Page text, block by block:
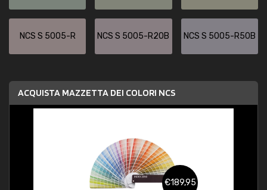
NCS S 5005-R NCS S 5005-R20B NCS S 5005-R50B
ACQUISTA MAZZETTA DEI COLORI NCS
€189,95